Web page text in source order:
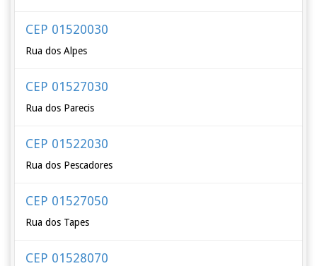
CEP 01520030
Rua dos Alpes
CEP 01527030
Rua dos Parecis
CEP 01522030
Rua dos Pescadores
CEP 01527050
Rua dos Tapes
CEP 01528070